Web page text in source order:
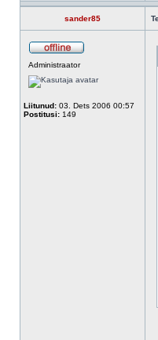
sander85
Administraator
Liitunud: 03. Dets 2006 00:57
Postitusi: 149